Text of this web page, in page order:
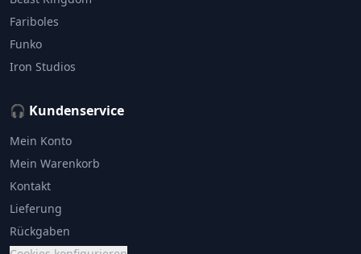
Fariboles
Funko
Iron Studios
🎧 Kundenservice
Mein Konto
Mein Warenkorb
Kontakt
Lieferung
Rückgaben